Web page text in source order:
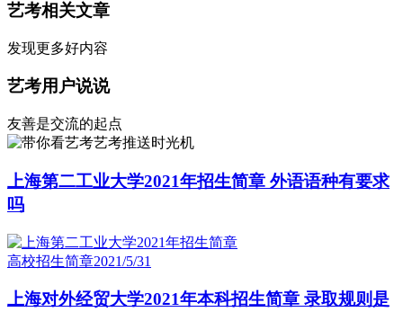
艺考相关文章
发现更多好内容
艺考用户说说
友善是交流的起点
艺考推送时光机
上海第二工业大学2021年招生简章 外语语种有要求
吗
高校招生简章2021/5/31
上海对外经贸大学2021年本科招生简章 录取规则是